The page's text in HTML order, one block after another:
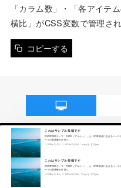
「カラム数」・「各アイテ
横比」がCSS変数で管理され
コピーする